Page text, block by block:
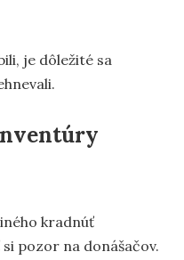
je dôležité sa
kradnúť
pozor na donášačov.